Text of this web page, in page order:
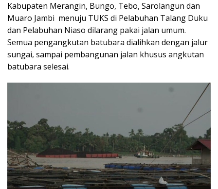
Kabupaten Merangin, Bungo, Tebo, Sarolangun dan
Muaro Jambi menuju TUKS di Pelabuhan Talang Duku
dan Pelabuhan Niaso dilarang pakai jalan umum.
Semua pengangkutan batubara dialihkan dengan jalur
sungai, sampai pembangunan jalan khusus angkutan
batubara selesai.